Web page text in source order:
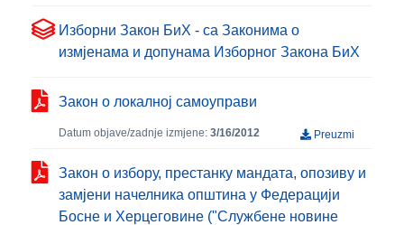
Изборни Закон БиХ - са Законима о
измјенама и допунама Изборног Закона БиХ
Закон о локалној самоуправи
Datum objave/zadnje izmjene: 3/16/2012 Preuzmi
Закон о избору, престанку мандата, опозиву и
замјени начелника општина у Федерацији
Босне и Херцеговине ("Службене новине